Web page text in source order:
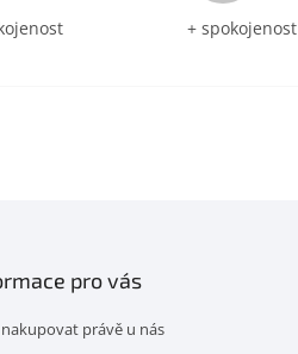
+ spokojenost
pro vás
právě u nás